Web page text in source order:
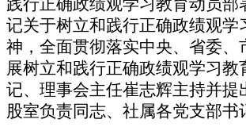
践行正确政绩观学习教育动员
记关于树立和践行正确政绩观
神，全面贯彻落实中央、省委
展树立和践行正确政绩观学习
记、理事会主任崔志辉主持并
股室负责同志、社属各党支部书